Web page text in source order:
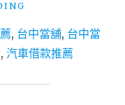
汽
車
, 台中當舖, 台中當
, 汽車借款推薦